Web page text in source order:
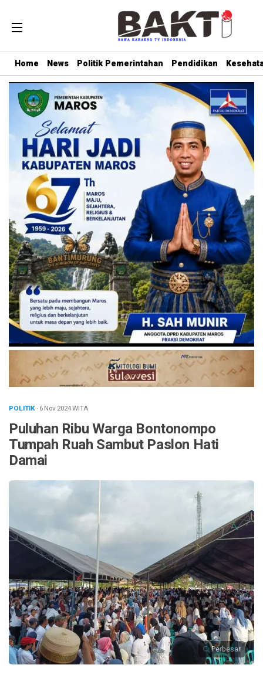
Home News Politik Pemerintahan Pendidikan
POLITIK· 6 Nov 2024WITA
Puluhan Ribu Warga Bontonompo
Tumpah Ruah Sambut Paslon Hati
Damai
Perbesar